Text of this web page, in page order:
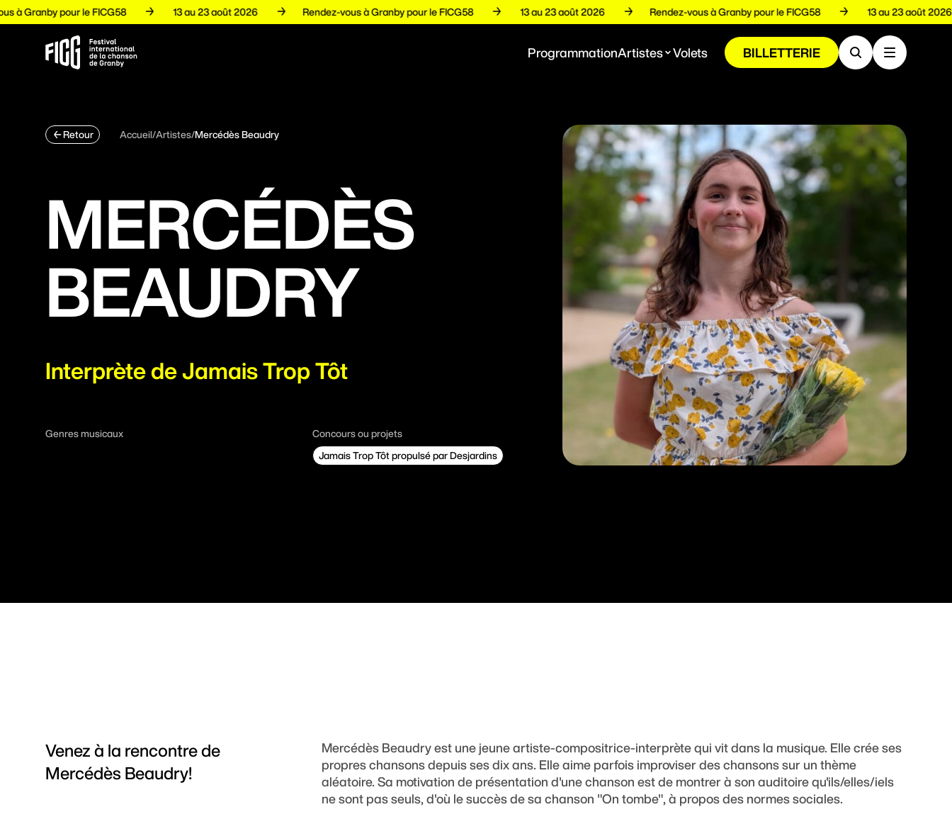
vous à Granby pour le FICG58 13 au 23 août 2026 Rendez-vous à Granby pour le FICG58 13 au 23 août 2026 Rendez-vous à Granby pour le FICG58 13 au 23 août
ProgrammationArtistes Volets BILLETTERIE
Volets
Espace pro
Retour Accueil /Artistes/Mercédès Beaudry
MERCÉDÈS
BEAUDRY
Interprète de Jamais Trop Tôt
Genres musicaux Concours ou projets
Jamais Trop Tôt propulsé par Desjardins
Venez à la rencontre de
Mercédès Beaudry!
Mercédès Beaudry est une jeune artiste-compositrice-interprète qui vit dans la musique. Elle crée ses
propres chansons depuis ses dix ans. Elle aime parfois improviser des chansons sur un thème
aléatoire. Sa motivation de présentation d'une chanson est de montrer à son auditoire qu'ils/elles/iels
ne sont pas seuls, d'où le succès de sa chanson "On tombe", à propos des normes sociales.